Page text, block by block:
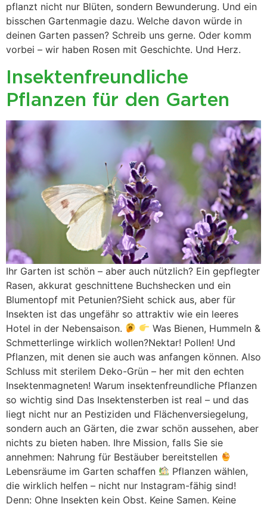
pflanzt nicht nur Blüten, sondern Bewunderung. Und ein
bisschen Gartenmagie dazu. Welche davon würde in
deinen Garten passen? Schreib uns gerne. Oder komm
vorbei – wir haben Rosen mit Geschichte. Und Herz.
Insektenfreundliche
Pflanzen für den Garten
Ihr Garten ist schön – aber auch nützlich? Ein gepflegter
Rasen, akkurat geschnittene Buchshecken und ein
Blumentopf mit Petunien?Sieht schick aus, aber für
Insekten ist das ungefähr so attraktiv wie ein leeres
Hotel in der Nebensaison.
Was Bienen, Hummeln &
Schmetterlinge wirklich wollen?Nektar! Pollen! Und
Pflanzen, mit denen sie auch was anfangen können. Also
Schluss mit sterilem Deko-Grün – her mit den echten
Insektenmagneten! Warum insektenfreundliche Pflanzen
so wichtig sind Das Insektensterben ist real – und das
liegt nicht nur an Pestiziden und Flächenversiegelung,
sondern auch an Gärten, die zwar schön aussehen, aber
nichts zu bieten haben. Ihre Mission, falls Sie sie
annehmen: Nahrung für Bestäuber bereitstellen
Lebensräume im Garten schaffen
Pflanzen wählen,
die wirklich helfen – nicht nur Instagram-fähig sind!
Denn: Ohne Insekten kein Obst. Keine Samen. Keine